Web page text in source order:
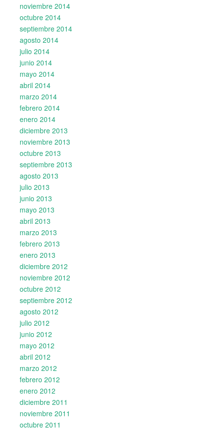
noviembre 2014
octubre 2014
septiembre 2014
agosto 2014
julio 2014
junio 2014
mayo 2014
abril 2014
marzo 2014
febrero 2014
enero 2014
diciembre 2013
noviembre 2013
octubre 2013
septiembre 2013
agosto 2013
julio 2013
junio 2013
mayo 2013
abril 2013
marzo 2013
febrero 2013
enero 2013
diciembre 2012
noviembre 2012
octubre 2012
septiembre 2012
agosto 2012
julio 2012
junio 2012
mayo 2012
abril 2012
marzo 2012
febrero 2012
enero 2012
diciembre 2011
noviembre 2011
octubre 2011